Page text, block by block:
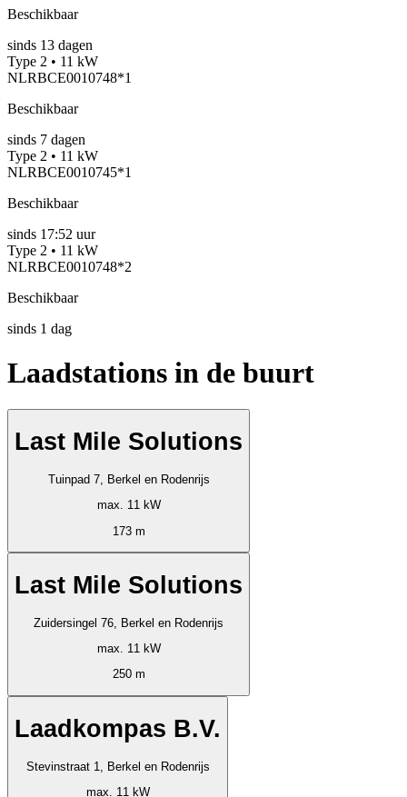
Beschikbaar
sinds 13 dagen
Type 2 • 11 kW
NLRBCE0010748*1
Beschikbaar
sinds 7 dagen
Type 2 • 11 kW
NLRBCE0010745*1
Beschikbaar
sinds 17:52 uur
Type 2 • 11 kW
NLRBCE0010748*2
Beschikbaar
sinds 1 dag
Laadstations in de buurt
Last Mile Solutions
Tuinpad 7, Berkel en Rodenrijs
max. 11 kW
173 m
Last Mile Solutions
Zuidersingel 76, Berkel en Rodenrijs
max. 11 kW
250 m
Laadkompas B.V.
Stevinstraat 1, Berkel en Rodenrijs
max. 11 kW